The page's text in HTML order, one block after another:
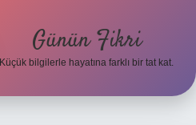
Günün Fikri
Küçük bilgilerle hayatına farklı bir tat kat.